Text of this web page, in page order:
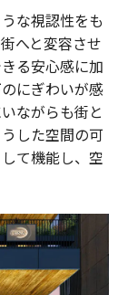
な視認性をも
へと変容させ
る安心感に加
にぎわいが感
ながらも街と
した空間の可
て機能し、空